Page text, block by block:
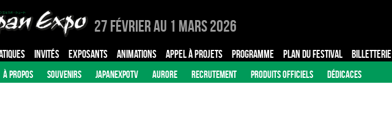
27 Février au 1 Mars 2026
INVITÉS EXPOSANTS ANIMATIONS APPEL À PROJETS PROGRAMME PLAN DU FESTIVAL BILLETTERIE
À PROPOS SOUVENIRS JAPANEXPOTV AURORE RECRUTEMENT PRODUITS OFFICIELS DÉDICACES